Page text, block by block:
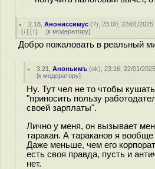
2.18 ,Анониссимус (?), 23:00, 22/01/2025
[↓] [↑] [к модератору]
Добро пожаловать в реальный
3.21 ,Аноньимъ (ok), 23:16, 22/01/
[к модератору]
Ну. Тут чел не то чтобы
"приносить пользу
своей зарплаты".
Лично у меня, он вызывает
таракан. А тараканов я
Даже меньше, чем его
есть своя правда, пусть и
нет.